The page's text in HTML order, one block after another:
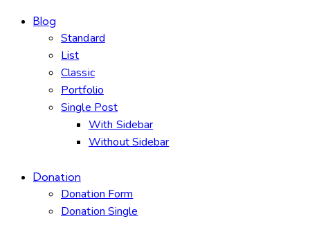
Blog
Standard
List
Classic
Portfolio
Single Post
With Sidebar
Without Sidebar
Donation
Donation Form
Donation Single